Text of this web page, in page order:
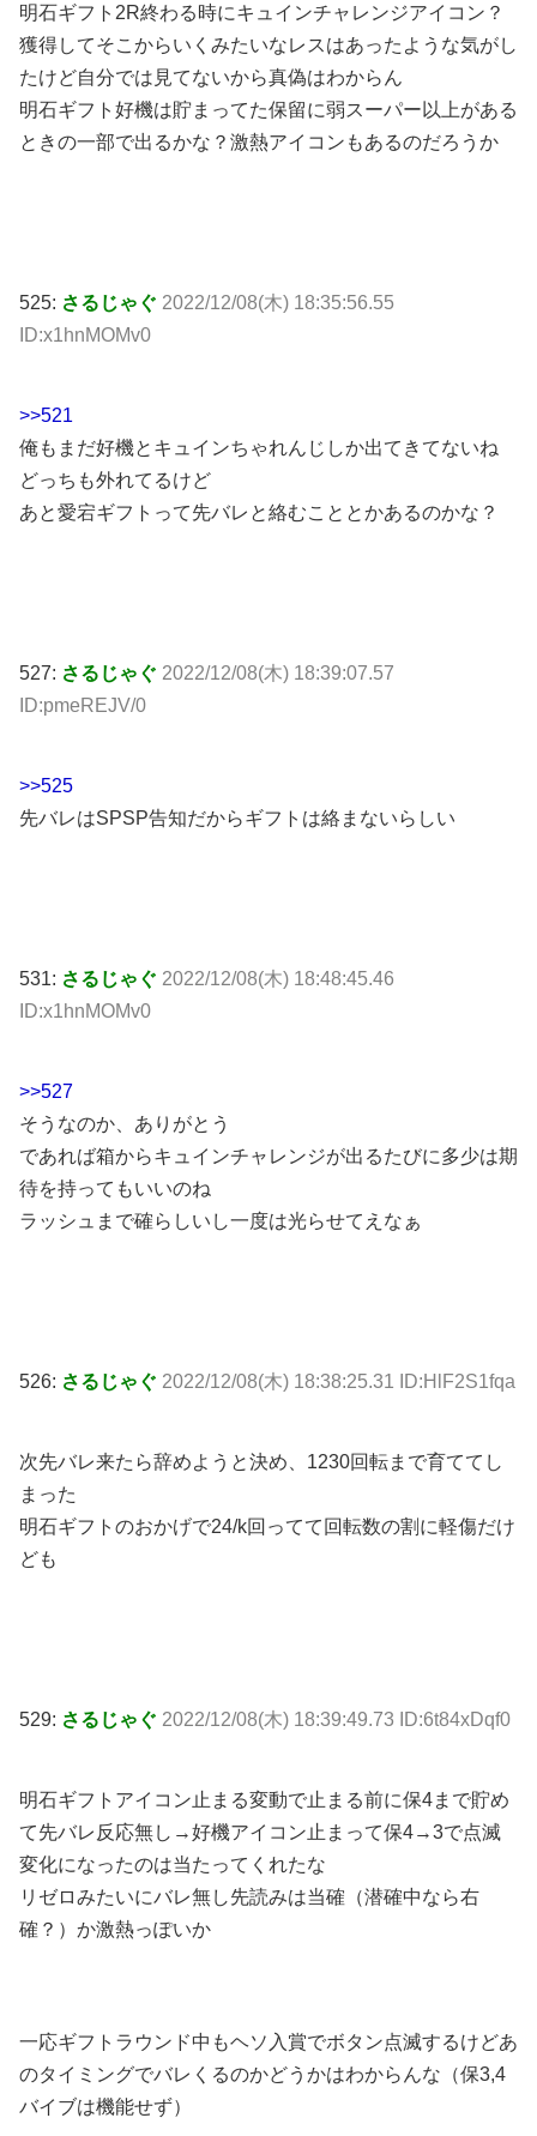
明石ギフト2R終わる時にキュインチャレンジアイコン？
獲得してそこからいくみたいなレスはあったような気がし
たけど自分では見てないから真偽はわからん
明石ギフト好機は貯まってた保留に弱スーパー以上がある
ときの一部で出るかな？激熱アイコンもあるのだろうか
525: さるじゃぐ 2022/12/08(木) 18:35:56.55
ID:x1hnMOMv0
>>521
俺もまだ好機とキュインちゃれんじしか出てきてないね
どっちも外れてるけど
あと愛宕ギフトって先バレと絡むこととかあるのかな？
527: さるじゃぐ 2022/12/08(木) 18:39:07.57
ID:pmeREJV/0
>>525
先バレはSPSP告知だからギフトは絡まないらしい
531: さるじゃぐ 2022/12/08(木) 18:48:45.46
ID:x1hnMOMv0
>>527
そうなのか、ありがとう
であれば箱からキュインチャレンジが出るたびに多少は期
待を持ってもいいのね
ラッシュまで確らしいし一度は光らせてえなぁ
526: さるじゃぐ 2022/12/08(木) 18:38:25.31 ID:HlF2S1fqa
次先バレ来たら辞めようと決め、1230回転まで育ててし
まった
明石ギフトのおかげで24/k回ってて回転数の割に軽傷だけ
ども
529: さるじゃぐ 2022/12/08(木) 18:39:49.73 ID:6t84xDqf0
明石ギフトアイコン止まる変動で止まる前に保4まで貯め
て先バレ反応無し→好機アイコン止まって保4→3で点滅
変化になったのは当たってくれたな
リゼロみたいにバレ無し先読みは当確（潜確中なら右
確？）か激熱っぽいか
一応ギフトラウンド中もヘソ入賞でボタン点滅するけどあ
のタイミングでバレくるのかどうかはわからんな（保3,4
バイブは機能せず）